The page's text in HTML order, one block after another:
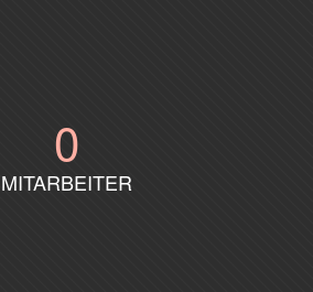
0
MITARBEITER